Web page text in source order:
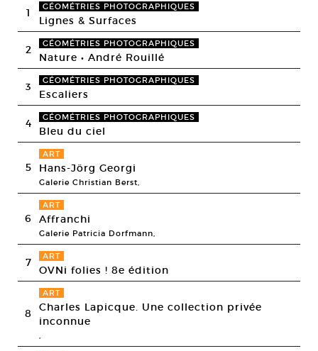
1 GÉOMÉTRIES PHOTOGRAPHIQUES
Lignes & Surfaces
2 GÉOMÉTRIES PHOTOGRAPHIQUES
Nature • André Rouillé
3 GÉOMÉTRIES PHOTOGRAPHIQUES
Escaliers
4 GÉOMÉTRIES PHOTOGRAPHIQUES
Bleu du ciel
5
ART
Hans-Jörg Georgi
Galerie Christian Berst,
6
ART
Affranchi
Galerie Patricia Dorfmann,
7 ART
OVNi folies ! 8e édition
8
ART
Charles Lapicque. Une collection privée
inconnue